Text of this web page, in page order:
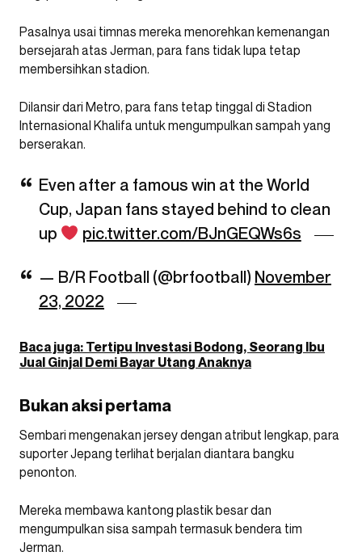
Pasalnya usai timnas mereka menorehkan kemenangan
bersejarah atas Jerman, para fans tidak lupa tetap
membersihkan stadion.
Dilansir dari Metro, para fans tetap tinggal di Stadion
Internasional Khalifa untuk mengumpulkan sampah yang
berserakan.
Even after a famous win at the World
Cup, Japan fans stayed behind to clean
up
pic.twitter.com/BJnGEQWs6s
— B/R Football (@brfootball) November
23, 2022
Baca juga: Tertipu Investasi Bodong, Seorang Ibu
Jual Ginjal Demi Bayar Utang Anaknya
Bukan aksi pertama
Sembari mengenakan jersey dengan atribut lengkap, para
suporter Jepang terlihat berjalan diantara bangku
penonton.
Mereka membawa kantong plastik besar dan
mengumpulkan sisa sampah termasuk bendera tim
Jerman.